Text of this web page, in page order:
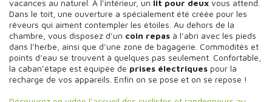
vacances au naturel. A l’intérieur, un lit pour deuxvous attend.
Dans le toit, une ouverture a spécialement été créée pour les
rêveurs qui aiment contempler les étoiles. Au dehors de la
chambre, vous disposez d’un coin repasà l’abri avec les pieds
dans l’herbe, ainsi que d’une zone de bagagerie. Commodités et
points d’eau se trouvent à quelques pas seulement. Confortable,
la caban’étape est équipée de prises électriquespour la
recharge de vos appareils. Enfin on se pose et on se repose !